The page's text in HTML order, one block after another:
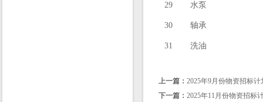
29 水泵
30 轴承
31 洗油
上一篇： 2025年9月份物资招标计
下一篇： 2025年11月份物资招标